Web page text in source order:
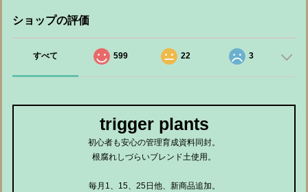
ショップの評価
すべて 599 22 3
trigger plants
初心者も安心の管理育成資料同封。
根腐れしづらいブレンド土使用。
毎月1、15、25日他、新商品追加。